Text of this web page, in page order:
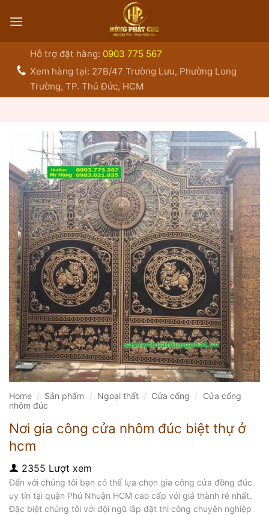
qua
Hỗ trợ đặt hàng: 0903 775 567
Xem hàng tại: 27B/47 Trường Lưu, Phường Long
Trường, TP. Thủ Đức, HCM
Home / Sản phẩm / Ngoại thất / Cửa cổng /
Cửa cổng
nhôm đúc
Nơi gia công cửa nhôm đúc biệt thự ở
hcm
2355 Lượt xem
Đến với chúng tôi bạn có thế lựa chọn gia công cửa đồng đúc
uy tín tại quận Phú Nhuận HCM cao cấp với giá thành rẻ nhất.
Đặc biệt chúng tôi với đội ngũ lắp đặt thi công chuyên nghiệp